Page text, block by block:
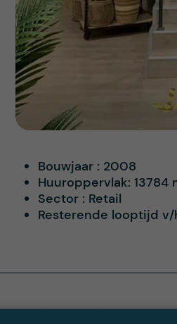
Bouwjaar : 2008
Huuroppervlak: 13784
Sector : Retail
Resterende looptijd